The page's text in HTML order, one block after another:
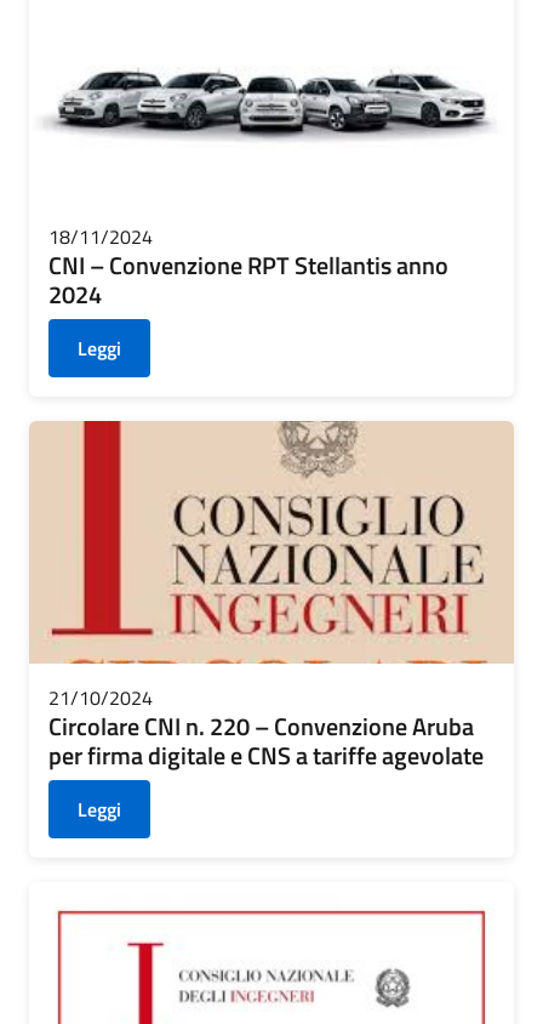
18/11/2024
CNI – Convenzione RPT Stellantis anno
2024
Leggi
21/10/2024
Circolare CNI n. 220 – Convenzione Aruba
per firma digitale e CNS a tariffe agevolate
Leggi